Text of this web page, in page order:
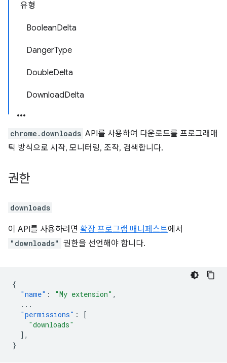
유형
BooleanDelta
DangerType
DoubleDelta
DownloadDelta
chrome.downloads API를 사용하여 다운로드를 프로그래매
틱 방식으로 시작, 모니터링, 조작, 검색합니다.
권한
downloads
이 API를 사용하려면 확장 프로그램 매니페스트에서
"downloads" 권한을 선언해야 합니다.
{
"name" : "My extension" ,
...
"permissions" :
[
"downloads"
],
}